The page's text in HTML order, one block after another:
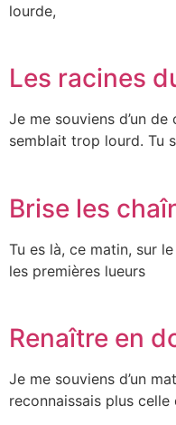
lourde,
Les racines
Je me souviens d’un
semblait trop lourd. Tu
Brise les
Tu es là, ce matin, sur
les premières lueurs
Renaître en
Je me souviens d’un
reconnaissais plus celle